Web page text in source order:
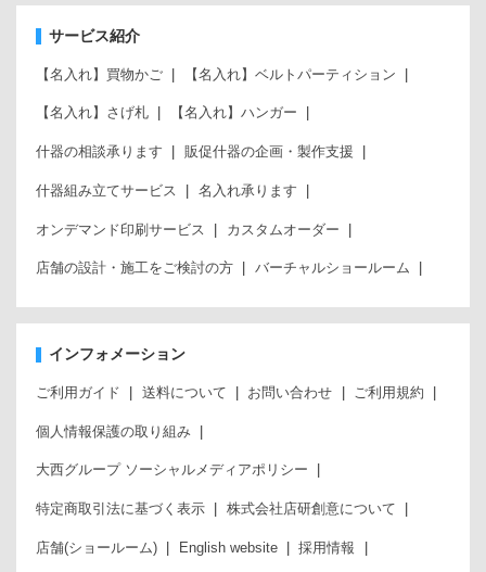
サービス紹介
【名入れ】買物かご 【名入れ】ベルトパーティション
【名入れ】さげ札 【名入れ】ハンガー
什器の相談承ります 販促什器の企画・製作支援
什器組み立てサービス 名入れ承ります
オンデマンド印刷サービス カスタムオーダー
店舗の設計・施工をご検討の方 バーチャルショールーム
インフォメーション
ご利用ガイド 送料について お問い合わせ ご利用規約
個人情報保護の取り組み
大西グループ ソーシャルメディアポリシー
特定商取引法に基づく表示 株式会社店研創意について
店舗(ショールーム) English website 採用情報